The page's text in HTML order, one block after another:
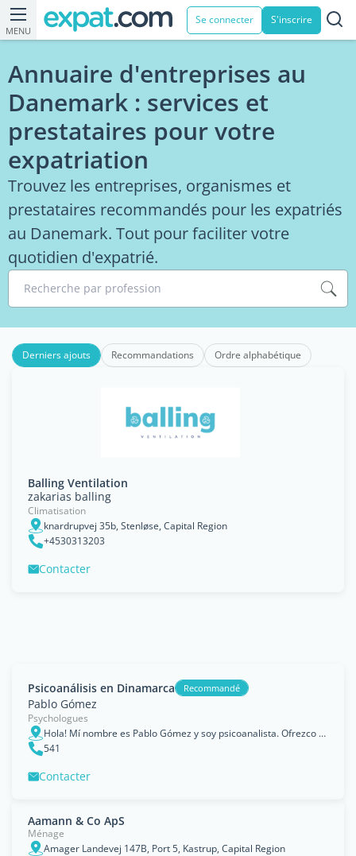
MENU
Se connecter S'inscrire
Annuaire d'entreprises au
Danemark : services et
prestataires pour votre
expatriation
Trouvez les entreprises, organismes et
prestataires recommandés pour les expatriés
au Danemark. Tout pour faciliter votre
quotidien d'expatrié.
Recherche par profession
Derniers ajouts Recommandations Ordre alphabétique
Balling Ventilation
zakarias balling
Climatisation
knardrupvej 35b, Stenløse, Capital Region
+4530313203
Contacter
Psicoanálisis en Dinamarca Recommandé
Pablo Gómez
Psychologues
Hola! Mí nombre es Pablo Gómez y soy psicoanalista. Ofrezco mi consulta on-line para expatriados de habla hispana que residan en Canadá. Si tienes interés no dudes en consultarme, Copenhague, Capital Region
541
Contacter
Aamann & Co ApS
Ménage
Amager Landevej 147B, Port 5, Kastrup, Capital Region